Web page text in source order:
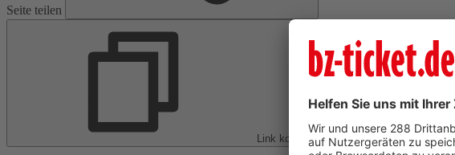
Seite teilen
Link kopieren